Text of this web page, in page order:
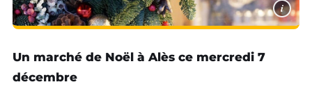
i
Un marché de Noël à Alès ce mercredi 7
décembre